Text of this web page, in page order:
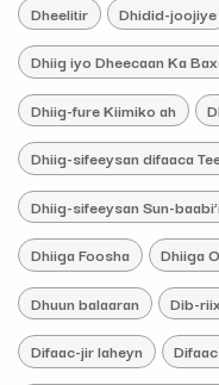
Dheelitir Dhidid-joojiye
Dhiig iyo Dheecaan Ka
Dhiig-fure Kiimiko ah
Dhiig-sifeeysan difaaca
Dhiig-sifeeysan Sun-
Dhiiga Foosha Dhiiga
Dhuun balaaran Dib-
Difaac-jir laheyn